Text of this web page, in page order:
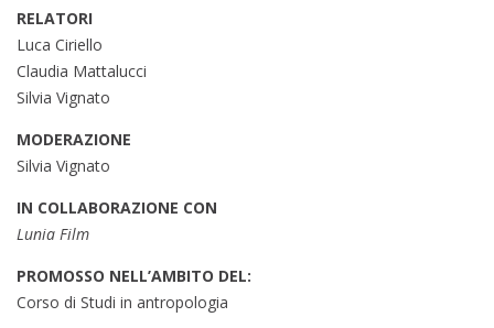
RELATORI
Luca Ciriello
Claudia Mattalucci
Silvia Vignato
MODERAZIONE
Silvia Vignato
IN COLLABORAZIONE CON
Lunia Film
PROMOSSO NELL’AMBITO DEL:
Corso di Studi in antropologia